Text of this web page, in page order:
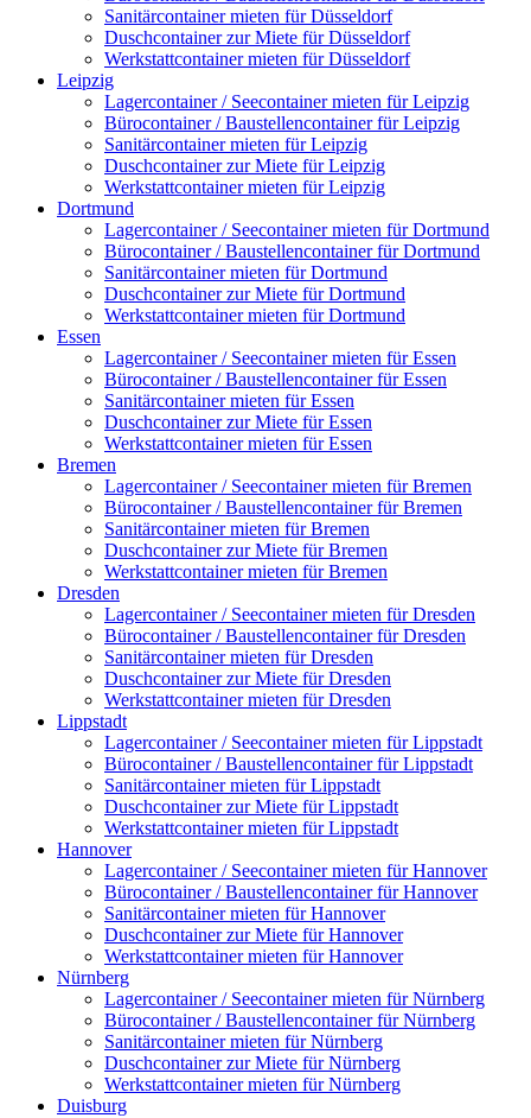
Sanitärcontainer mieten für Düsseldorf
Duschcontainer zur Miete für Düsseldorf
Werkstattcontainer mieten für Düsseldorf
Leipzig
Lagercontainer / Seecontainer mieten für Leipzig
Bürocontainer / Baustellencontainer für Leipzig
Sanitärcontainer mieten für Leipzig
Duschcontainer zur Miete für Leipzig
Werkstattcontainer mieten für Leipzig
Dortmund
Lagercontainer / Seecontainer mieten für Dortmund
Bürocontainer / Baustellencontainer für Dortmund
Sanitärcontainer mieten für Dortmund
Duschcontainer zur Miete für Dortmund
Werkstattcontainer mieten für Dortmund
Essen
Lagercontainer / Seecontainer mieten für Essen
Bürocontainer / Baustellencontainer für Essen
Sanitärcontainer mieten für Essen
Duschcontainer zur Miete für Essen
Werkstattcontainer mieten für Essen
Bremen
Lagercontainer / Seecontainer mieten für Bremen
Bürocontainer / Baustellencontainer für Bremen
Sanitärcontainer mieten für Bremen
Duschcontainer zur Miete für Bremen
Werkstattcontainer mieten für Bremen
Dresden
Lagercontainer / Seecontainer mieten für Dresden
Bürocontainer / Baustellencontainer für Dresden
Sanitärcontainer mieten für Dresden
Duschcontainer zur Miete für Dresden
Werkstattcontainer mieten für Dresden
Lippstadt
Lagercontainer / Seecontainer mieten für Lippstadt
Bürocontainer / Baustellencontainer für Lippstadt
Sanitärcontainer mieten für Lippstadt
Duschcontainer zur Miete für Lippstadt
Werkstattcontainer mieten für Lippstadt
Hannover
Lagercontainer / Seecontainer mieten für Hannover
Bürocontainer / Baustellencontainer für Hannover
Sanitärcontainer mieten für Hannover
Duschcontainer zur Miete für Hannover
Werkstattcontainer mieten für Hannover
Nürnberg
Lagercontainer / Seecontainer mieten für Nürnberg
Bürocontainer / Baustellencontainer für Nürnberg
Sanitärcontainer mieten für Nürnberg
Duschcontainer zur Miete für Nürnberg
Werkstattcontainer mieten für Nürnberg
Duisburg